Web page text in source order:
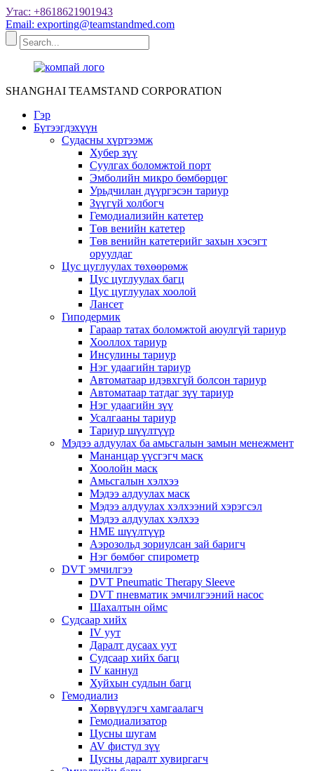
Утас: +8618621901943
Email: exporting@teamstandmed.com
SHANGHAI TEAMSTAND CORPORATION
Гэр
Бүтээгдэхүүн
Судасны хүртээмж
Хубер зүү
Суулгах боломжтой порт
Эмболийн микро бөмбөрцөг
Урьдчилан дүүргэсэн тариур
Зүүгүй холбогч
Гемодиализийн катетер
Төв венийн катетер
Төв венийн катетерийг захын хэсэгт
оруулдаг
Цус цуглуулах төхөөрөмж
Цус цуглуулах багц
Цус цуглуулах хоолой
Лансет
Гиподермик
Гараар татах боломжтой аюулгүй тариур
Хооллох тариур
Инсулины тариур
Нэг удаагийн тариур
Автоматаар идэвхгүй болсон тариур
Автоматаар татдаг зүү тариур
Нэг удаагийн зүү
Усалгааны тариур
Тариур шүүлтүүр
Мэдээ алдуулах ба амьсгалын замын менежмент
Мананцар үүсгэгч маск
Хоолойн маск
Амьсгалын хэлхээ
Мэдээ алдуулах маск
Мэдээ алдуулах хэлхээний хэрэгсэл
Мэдээ алдуулах хэлхээ
HME шүүлтүүр
Аэрозольд зориулсан зай баригч
Нэг бөмбөг спирометр
DVT эмчилгээ
DVT Pneumatic Therapy Sleeve
DVT пневматик эмчилгээний насос
Шахалтын оймс
Судсаар хийх
IV уут
Даралт дусаах уут
Судсаар хийх багц
IV каннул
Хуйхын судлын багц
Гемодиализ
Хөрвүүлэгч хамгаалагч
Гемодиализатор
Цусны шугам
AV фистул зүү
Цусны даралт хувиргагч